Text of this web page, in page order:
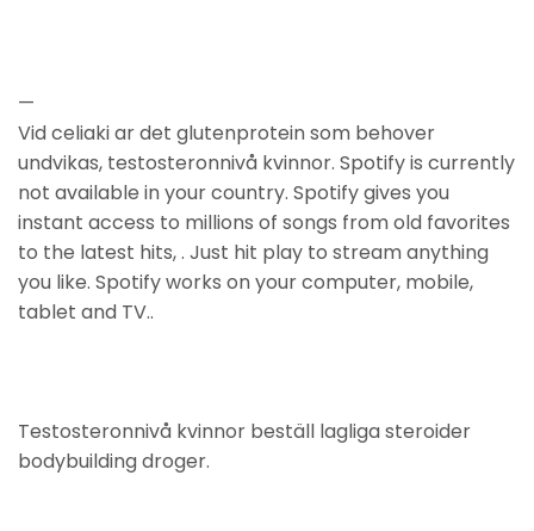
—
Vid celiaki ar det glutenprotein som behover
undvikas, testosteronnivå kvinnor. Spotify is currently
not available in your country. Spotify gives you
instant access to millions of songs from old favorites
to the latest hits, . Just hit play to stream anything
you like. Spotify works on your computer, mobile,
tablet and TV..
Testosteronnivå kvinnor beställ lagliga steroider
bodybuilding droger.